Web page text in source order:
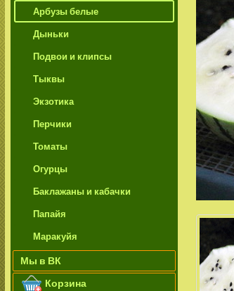
Арбузы белые
Дыньки
Подвои и клипсы
Тыквы
Экзотика
Перчики
Томаты
Огурцы
Баклажаны и кабачки
Папайя
Маракуйя
Мы в ВК
Корзина